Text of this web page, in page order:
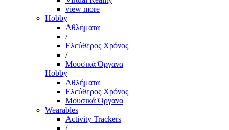
view more
Hobby
Αθλήματα
/
Ελεύθερος Χρόνος
/
Μουσικά Όργανα
Hobby
Αθλήματα
Ελεύθερος Χρόνος
Μουσικά Όργανα
Wearables
Activity Trackers
/